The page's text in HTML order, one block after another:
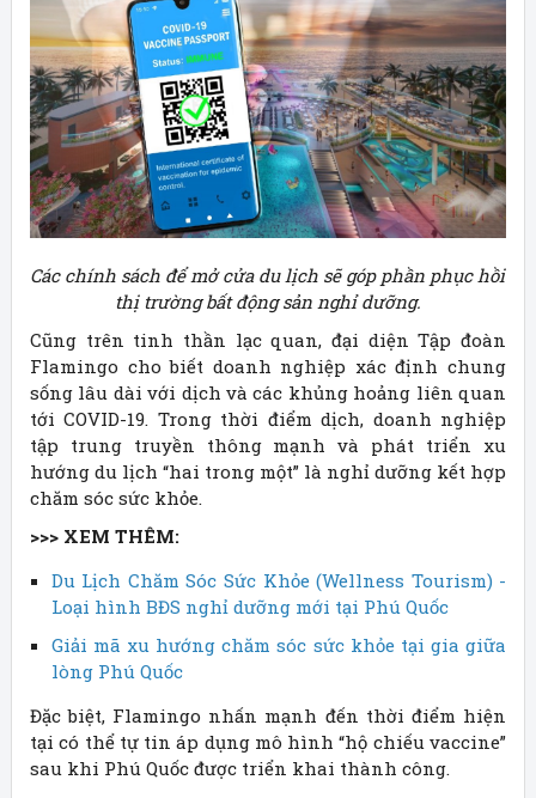
Các chính sách để mở cửa du lịch sẽ góp phần phục hồi
thị trường bất động sản nghỉ dưỡng.
Cũng trên tinh thần lạc quan, đại diện Tập đoàn
Flamingo cho biết doanh nghiệp xác định chung
sống lâu dài với dịch và các khủng hoảng liên quan
tới COVID-19. Trong thời điểm dịch, doanh nghiệp
tập trung truyền thông mạnh và phát triển xu
hướng du lịch “hai trong một” là nghỉ dưỡng kết hợp
chăm sóc sức khỏe.
>>> XEM THÊM:
Du Lịch Chăm Sóc Sức Khỏe (Wellness Tourism) -
Loại hình BĐS nghỉ dưỡng mới tại Phú Quốc
Giải mã xu hướng chăm sóc sức khỏe tại gia giữa
lòng Phú Quốc
Đặc biệt, Flamingo nhấn mạnh đến thời điểm hiện
tại có thể tự tin áp dụng mô hình “hộ chiếu vaccine”
sau khi Phú Quốc được triển khai thành công.